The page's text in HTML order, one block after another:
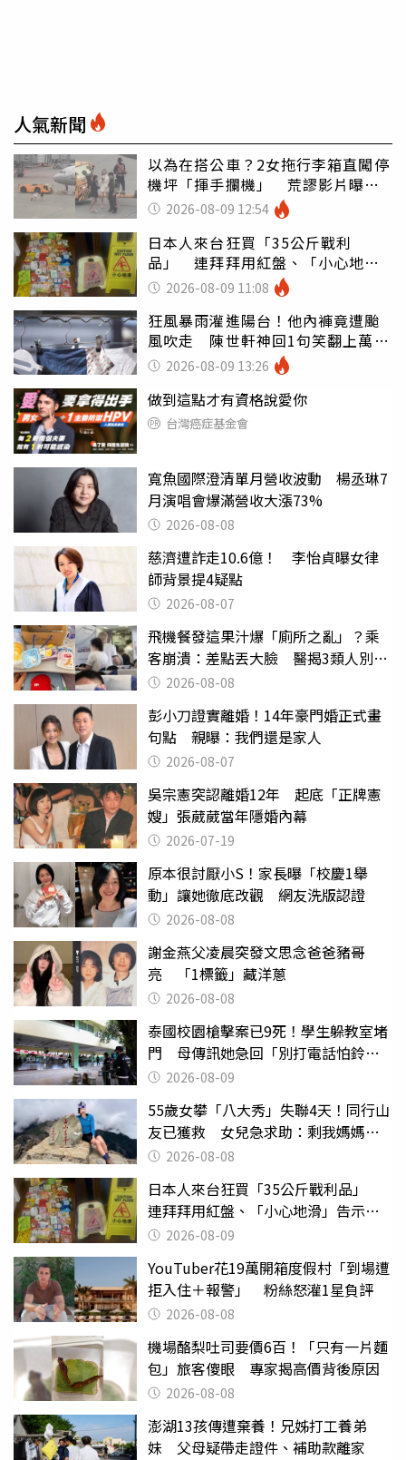
人氣新聞
以為在搭公車？2女拖行李箱直闖停
機坪「揮手攔機」 荒謬影片曝網
傻眼2026-08-09 12:54
日本人來台狂買「35公斤戰利
品」 連拜拜用紅盤、「小心地
滑」告示牌也帶回家
2026-08-09 11:08
狂風暴雨灌進陽台！他內褲竟遭颱
風吹走 陳世軒神回1句笑翻上萬網
友 2026-08-09 13:26
做到這點才有資格說愛你
台灣癌症基金會
寬魚國際澄清單月營收波動 楊丞琳7
月演唱會爆滿營收大漲73%
2026-08-08
慈濟遭詐走10.6億！ 李怡貞曝女律
師背景提4疑點
2026-08-07
飛機餐發這果汁爆「廁所之亂」？乘
客崩潰：差點丟大臉 醫揭3類人別亂
喝 2026-08-08
彭小刀證實離婚！14年豪門婚正式畫
句點 親曝：我們還是家人
2026-08-07
吳宗憲突認離婚12年 起底「正牌憲
嫂」張葳葳當年隱婚內幕
2026-07-19
原本很討厭小S！家長曝「校慶1舉
動」讓她徹底改觀 網友洗版認證
2026-08-08
謝金燕父凌晨突發文思念爸爸豬哥
亮 「1標籤」藏洋蔥
2026-08-08
泰國校園槍擊案已9死！學生躲教室堵
門 母傳訊她急回「別打電話怕鈴
響」2026-08-09
55歲女攀「八大秀」失聯4天！同行山
友已獲救 女兒急求助：剩我媽媽還
沒找到
2026-08-08
日本人來台狂買「35公斤戰利品」
連拜拜用紅盤、「小心地滑」告示牌
也帶回家
2026-08-09
YouTuber花19萬開箱度假村「到場遭
拒入住＋報警」 粉絲怒灌1星負評
2026-08-08
機場酪梨吐司要價6百！「只有一片麵
包」旅客傻眼 專家揭高價背後原因
2026-08-08
澎湖13孩傳遭棄養！兄姊打工養弟
妹 父母疑帶走證件、補助款離家